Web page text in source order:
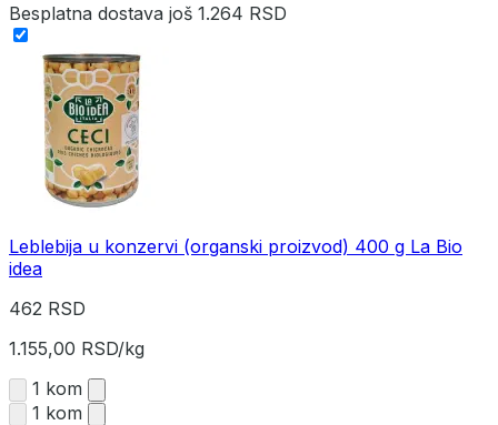
Besplatna dostava još 1.264 RSD
Leblebija u konzervi (organski proizvod) 400 g La Bio
idea
462 RSD
1.155,00 RSD/kg
1 kom
1 kom